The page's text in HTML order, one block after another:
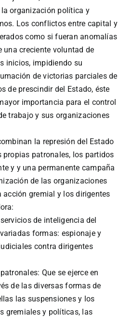
organización política y
Los conflictos entre capital y
como si fueran anomalías
una creciente voluntad de
inicios, impidiendo su
de victorias parciales de
de prescindir del Estado, éste
importancia para el control
trabajo y sus organizaciones
la represión del Estado
propias patronales, los partidos
y y una permanente campaña
de las organizaciones
acción gremial y los dirigentes
de inteligencia del
formas: espionaje y
contra dirigentes
Que se ejerce en
de las diversas formas de
las suspensiones y los
gremiales y políticas, las